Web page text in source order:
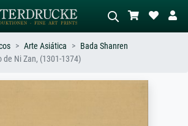
Arte Asiática
Bada Shanren
de Ni Zan, (1301-1374)